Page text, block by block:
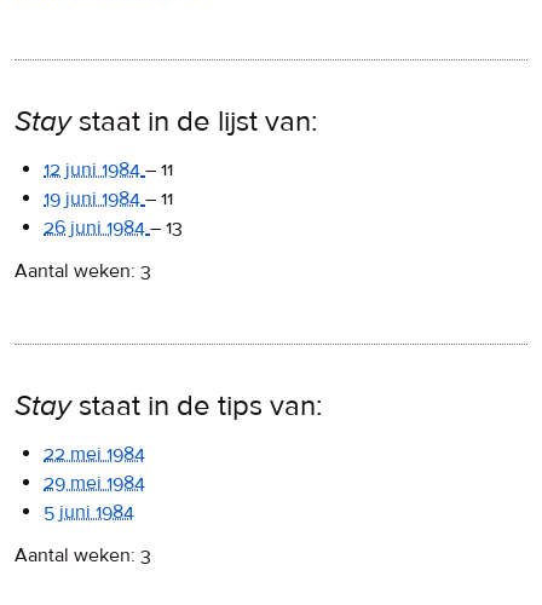
Staystaat in de lijst van:
12 juni 1984 – 11
19 juni 1984 – 11
26 juni 1984 – 13
Aantal weken: 3
Staystaat in de tips van:
22 mei 1984
29 mei 1984
5 juni 1984
Aantal weken: 3